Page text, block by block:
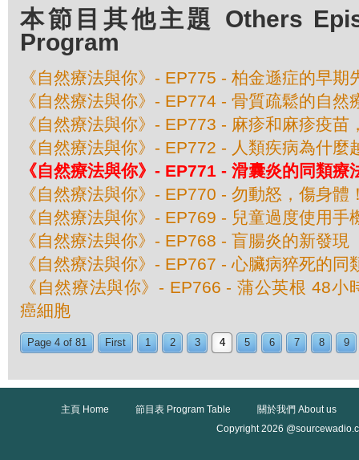
本節目其他主題 Others
Program
《自然療法與你》- EP775 - 柏金遜症的早期
《自然療法與你》- EP774 - 骨質疏鬆的自然
《自然療法與你》- EP773 - 麻疹和麻疹疫苗
《自然療法與你》- EP772 - 人類疾病為什麼
《自然療法與你》- EP771 - 滑囊炎的同類療
《自然療法與你》- EP770 - 勿動怒，傷身體
《自然療法與你》- EP769 - 兒童過度使用手
《自然療法與你》- EP768 - 盲腸炎的新發現
《自然療法與你》- EP767 - 心臟病猝死的同
《自然療法與你》- EP766 - 蒲公英根 48小
癌細胞
Page 4 of 81 First 1 2 3 4 5 6 7 8 9
主頁 Home 節目表 Program Table
關於我們 About us
Copyright 2026